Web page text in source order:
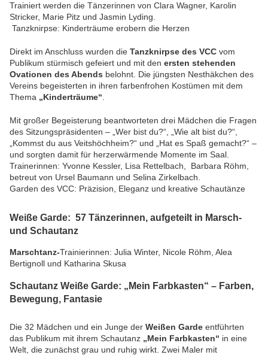
Trainiert werden die Tänzerinnen von Clara Wagner, Karolin
Stricker, Marie Pitz und Jasmin Lyding.
Tanzknirpse: Kinderträume erobern die Herzen
Direkt im Anschluss wurden die Tanzknirpse des VCC vom
Publikum stürmisch gefeiert und mit den ersten stehenden
Ovationen des Abends belohnt. Die jüngsten Nesthäkchen des
Vereins begeisterten in ihren farbenfrohen Kostümen mit dem
Thema „Kinderträume“
Mit großer Begeisterung beantworteten drei Mädchen die Fragen
des Sitzungspräsidenten – „Wer bist du?“, „Wie alt bist du?“,
„Kommst du aus Veitshöchheim?“ und „Hat es Spaß gemacht?“ –
und sorgten damit für herzerwärmende Momente im Saal.
Trainerinnen: Yvonne Kessler, Lisa Rettelbach, Barbara Röhm,
betreut von Ursel Baumann und Selina Zirkelbach.
Garden des VCC: Präzision, Eleganz und kreative Schautänze
Weiße Garde: 57 Tänzerinnen, aufgeteilt in Marsch-
und Schautanz
Marschtanz-Trainierinnen: Julia Winter, Nicole Röhm, Alea
Bertignoll und Katharina Skusa
Schautanz Weiße Garde: „Mein Farbkasten“ – Farben,
Bewegung, Fantasie
Die 32 Mädchen und ein Junge der Weißen Garde entführten
das Publikum mit ihrem Schautanz „Mein Farbkasten“ in eine
Welt, die zunächst grau und ruhig wirkt. Zwei Maler mit